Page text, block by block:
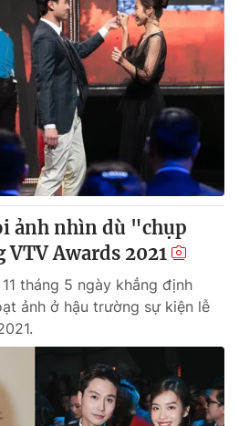
ảnh nhìn dù "chụp
Awards 2021
tháng 5 ngày khẳng định
ảnh ở hậu trường sự kiện lễ